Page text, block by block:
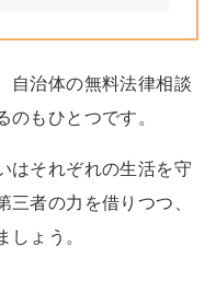
自治体の無料法律相談
もひとつです。
はそれぞれの生活を守
三者の力を借りつつ、
しょう。